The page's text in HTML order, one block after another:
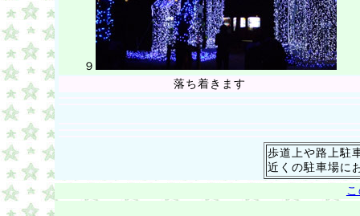
９
落ち着きます
歩道上や路上駐
近くの駐車場に